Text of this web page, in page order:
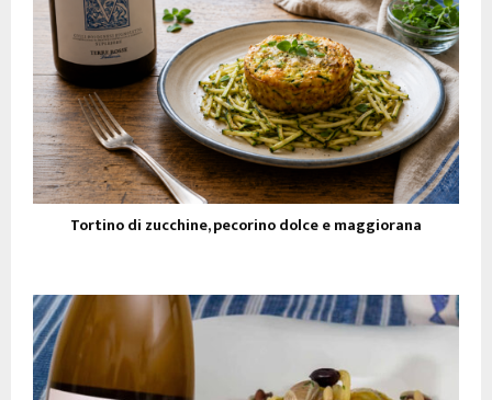
Tortino di zucchine, pecorino dolce e maggiorana